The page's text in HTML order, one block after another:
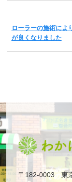
ローラーの施術によ
が良くなりました
〒182-0003 東